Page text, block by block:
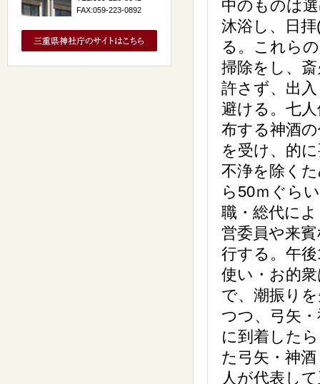
中のものは
沐浴し、日
る。これら
掃除をし、
許さず、出
避ける。七
布する神酒
を受け、的
不浄を除く
ら50ｍぐら
職・総代に
営委員や来
行する。午
使い・お的
で、潮振り
つつ、弓矢
に到着した
た弓矢・神
人が代表し
FAX:059-223-0892